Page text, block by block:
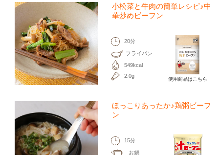
小松菜と牛肉の簡単レシピ♪中
華炒めビーフン
20分
フライパン
549kcal
2.0g
使用商品はこちら
ほっこりあったか♪鶏粥ビーフ
ン
15分
お鍋